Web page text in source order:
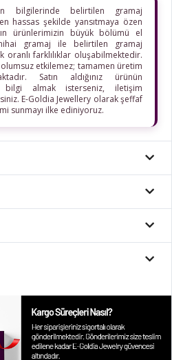
bilgilerinde belirtilen gramaj
hassas şekilde yansıtmaya özen
ürünlerimizin büyük bölümü el
gramaj ile belirtilen gramaj
oranlı farklılıklar oluşabilmektedir.
etkilemez; tamamen üretim
Satın aldığınız ürünün
bilgi almak isterseniz, iletişim
E-Goldia Jewellery olarak şeffaf
sunmayı ilke ediniyoruz.